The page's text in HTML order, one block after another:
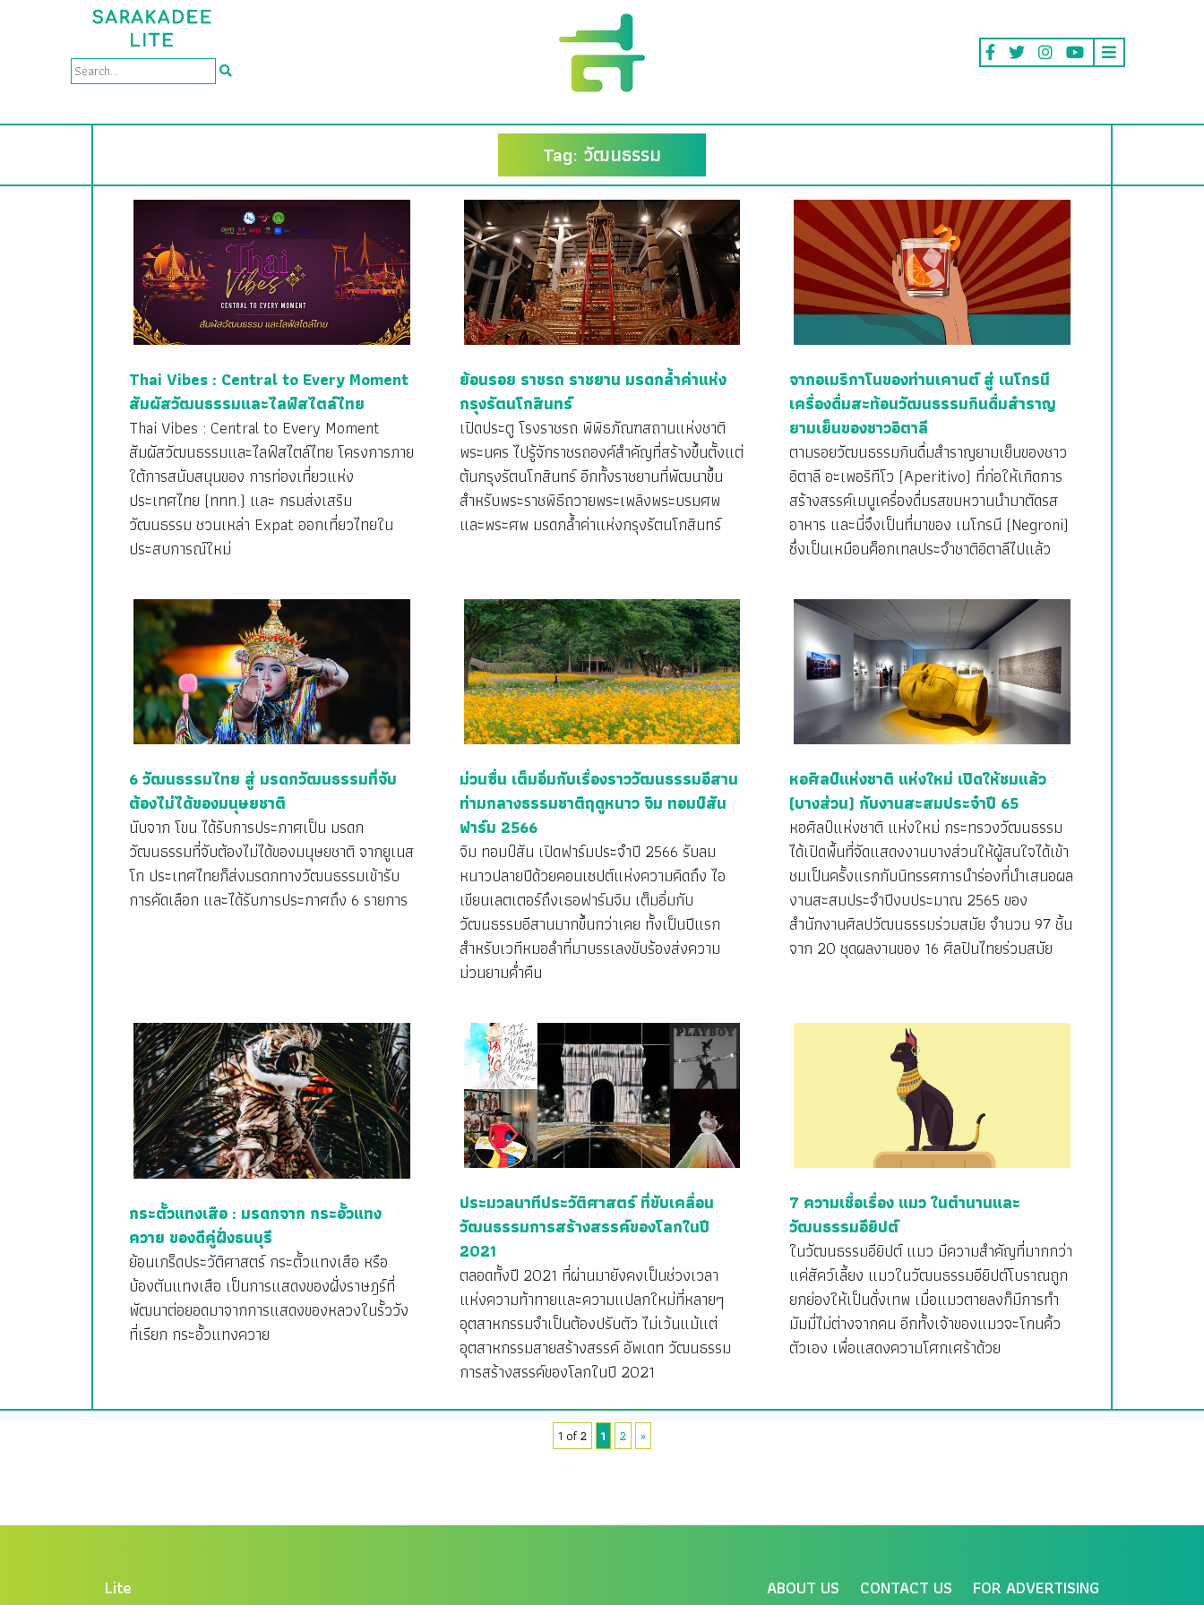
Tag: วัฒนธรรม
Thai Vibes : Central to Every Moment
สัมผัสวัฒนธรรมและไลฟ์สไตล์ไทย
Thai Vibes : Central to Every Moment
สัมผัสวัฒนธรรมและไลฟ์สไตล์ไทย โครงการภาย
ใต้การสนับสนุนของ การท่องเที่ยวแห่ง
ประเทศไทย (ททท.) และ กรมส่งเสริม
วัฒนธรรม ชวนเหล่า Expat ออกเที่ยวไทยใน
ประสบการณ์ใหม่
ย้อนรอย ราชรถ ราชยาน มรดกล้ำค่าแห่ง
กรุงรัตนโกสินทร์
เปิดประตู โรงราชรถ พิพิธภัณฑสถานแห่งชาติ
พระนคร ไปรู้จักราชรถองค์สำคัญที่สร้างขึ้นตั้งแต่
ต้นกรุงรัตนโกสินทร์ อีกทั้งราชยานที่พัฒนาขึ้น
สำหรับพระราชพิธีถวายพระเพลิงพระบรมศพ
และพระศพ มรดกล้ำค่าแห่งกรุงรัตนโกสินทร์
จากอเมริกาโนของท่านเคานต์ สู่ เนโกรนี
เครื่องดื่มสะท้อนวัฒนธรรมกินดื่มสำราญ
ยามเย็นของชาวอิตาลี
ตามรอยวัฒนธรรมกินดื่มสำราญยามเย็นของชาว
อิตาลี อะเพอริทีโว (Aperitivo) ที่ก่อให้เกิดการ
สร้างสรรค์เมนูเครื่องดื่มรสขมหวานนำมาตัดรส
อาหาร และนี่จึงเป็นที่มาของ เนโกรนี (Negroni)
ซึ่งเป็นเหมือนค็อกเทลประจำชาติอิตาลีไปแล้ว
6 วัฒนธรรมไทย สู่ มรดกวัฒนธรรมที่จับ
ต้องไม่ได้ของมนุษยชาติ
นับจาก โขน ได้รับการประกาศเป็น มรดก
วัฒนธรรมที่จับต้องไม่ได้ของมนุษยชาติ จากยูเนส
โก ประเทศไทยก็ส่งมรดกทางวัฒนธรรมเข้ารับ
การคัดเลือก และได้รับการประกาศถึง 6 รายการ
ม่วนซื่น เต็มอิ่มกับเรื่องราววัฒนธรรมอีสาน
ท่ามกลางธรรมชาติฤดูหนาว จิม ทอมป์สัน
ฟาร์ม 2566
จิม ทอมป์สัน เปิดฟาร์มประจำปี 2566 รับลม
หนาวปลายปีด้วยคอนเซปต์แห่งความคิดถึง ไอ
เขียนเลตเตอร์ถึงเธอฟาร์มจิม เต็มอิ่มกับ
วัฒนธรรมอีสานมากขึ้นกว่าเคย ทั้งเป็นปีแรก
สำหรับเวทีหมอลำที่มาบรรเลงขับร้องส่งความ
ม่วนยามค่ำคืน
หอศิลป์แห่งชาติ แห่งใหม่ เปิดให้ชมแล้ว
(บางส่วน) กับงานสะสมประจำปี 65
หอศิลป์แห่งชาติ แห่งใหม่ กระทรวงวัฒนธรรม
ได้เปิดพื้นที่จัดแสดงงานบางส่วนให้ผู้สนใจได้เข้า
ชมเป็นครั้งแรกกับนิทรรศการนำร่องที่นำเสนอผล
งานสะสมประจำปีงบประมาณ 2565 ของ
สำนักงานศิลปวัฒนธรรมร่วมสมัย จำนวน 97 ชิ้น
จาก 20 ชุดผลงานของ 16 ศิลปินไทยร่วมสมัย
กระตั้วแทงเสือ : มรดกจาก กระอั้วแทง
ควาย ของดีคู่ฝั่งธนบุรี
ย้อนเกร็ดประวัติศาสตร์ กระตั้วแทงเสือ หรือ
บ้องตันแทงเสือ เป็นการแสดงของฝั่งราษฎร์ที่
พัฒนาต่อยอดมาจากการแสดงของหลวงในรั้ววัง
ที่เรียก กระอั้วแทงควาย
ประมวลนาทีประวัติศาสตร์ ที่ขับเคลื่อน
วัฒนธรรมการสร้างสรรค์ของโลกในปี
2021
ตลอดทั้งปี 2021 ที่ผ่านมายังคงเป็นช่วงเวลา
แห่งความท้าทายและความแปลกใหม่ที่หลายๆ
อุตสาหกรรมจำเป็นต้องปรับตัว ไม่เว้นแม้แต่
อุตสาหกรรมสายสร้างสรรค์ อัพเดท วัฒนธรรม
การสร้างสรรค์ของโลกในปี 2021
7 ความเชื่อเรื่อง แมว ในตำนานและ
วัฒนธรรมอียิปต์
ในวัฒนธรรมอียิปต์ แมว มีความสำคัญที่มากกว่า
แค่สัคว์เลี้ยง แมวในวัฒนธรรมอียิปต์โบราณถูก
ยกย่องให้เป็นดั่งเทพ เมื่อแมวตายลงก็มีการทำ
มัมมี่ไม่ต่างจากคน อีกทั้งเจ้าของแมวจะโกนคิ้ว
ตัวเอง เพื่อแสดงความโศกเศร้าด้วย
1 of 2 1 2 »
Lite
ABOUT US CONTACT US FOR ADVERTISING